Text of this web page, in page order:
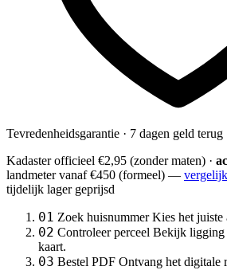
Tevredenheidsgarantie · 7 dagen geld terug
Kadaster officieel €2,95 (zonder maten) ·
landmetervanaf €450 (formeel) —
tijdelijk lager geprijsd
01 Zoek huisnummer Kies het juiste
02 Controleer perceel Bekijk ligging
kaart.
03 Bestel PDF Ontvang het digitale